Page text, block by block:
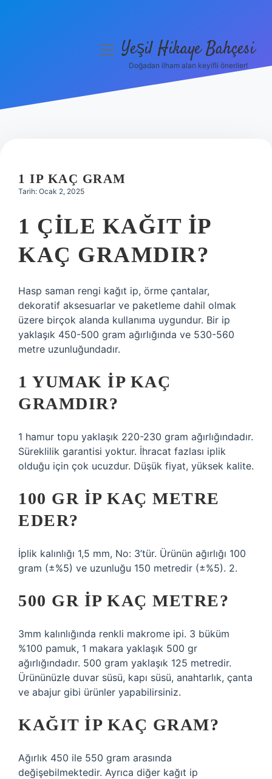
Hakkımızda
menüyüYeşil Hikaye Bahçesi
Doğadan ilham alan keyifli öneriler!
1 IP KAÇ GRAM
Tarih: Ocak 2, 2025
1 ÇILE KAĞIT IP
KAÇ GRAMDIR?
Hasp saman rengi kağıt ip, örme çantalar,
dekoratif aksesuarlar ve paketleme dahil olmak
üzere birçok alanda kullanıma uygundur. Bir ip
yaklaşık 450-500 gram ağırlığında ve 530-560
metre uzunluğundadır.
1 YUMAK IP KAÇ
GRAMDIR?
1 hamur topu yaklaşık 220-230 gram ağırlığındadır.
Süreklilik garantisi yoktur. İhracat fazlası iplik
olduğu için çok ucuzdur. Düşük fiyat, yüksek kalite.
100 GR IP KAÇ METRE
EDER?
İplik kalınlığı 1,5 mm, No: 3’tür. Ürünün ağırlığı 100
gram (±%5) ve uzunluğu 150 metredir (±%5). 2.
500 GR IP KAÇ METRE?
3mm kalınlığında renkli makrome ipi. 3 büküm
%100 pamuk, 1 makara yaklaşık 500 gr
ağırlığındadır. 500 gram yaklaşık 125 metredir.
Ürününüzle duvar süsü, kapı süsü, anahtarlık, çanta
ve abajur gibi ürünler yapabilirsiniz.
KAĞIT IP KAÇ GRAM?
Ağırlık 450 ile 550 gram arasında
değişebilmektedir. Ayrıca diğer kağıt ip